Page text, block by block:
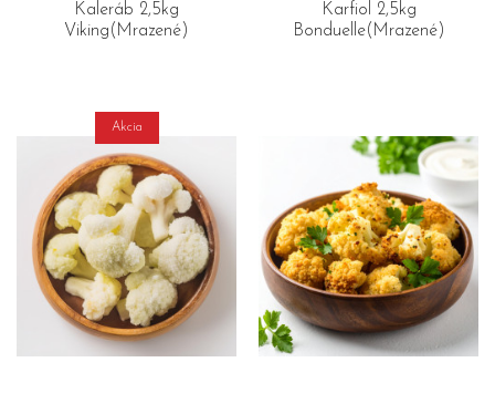
Kaleráb 2,5kg
Viking(Mrazené)
Karfiol 2,5kg
Bonduelle(Mrazené)
Akcia